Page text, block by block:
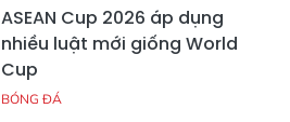
ASEAN Cup 2026 áp dụng
nhiều luật mới giống World
Cup
BÓNG ĐÁ